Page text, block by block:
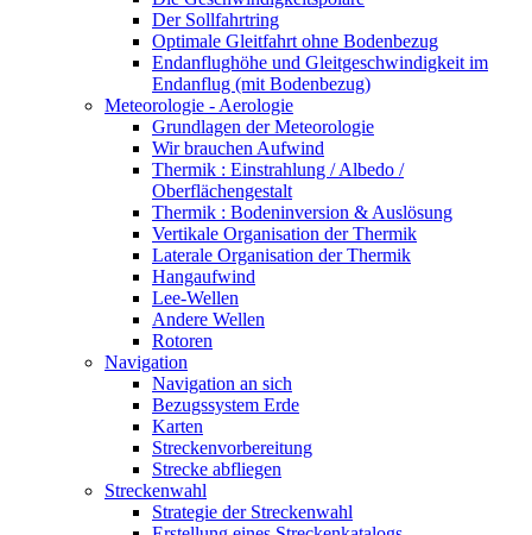
Der Sollfahrtring
Optimale Gleitfahrt ohne Bodenbezug
Endanflughöhe und Gleitgeschwindigkeit im
Endanflug (mit Bodenbezug)
Meteorologie - Aerologie
Grundlagen der Meteorologie
Wir brauchen Aufwind
Thermik : Einstrahlung / Albedo /
Oberflächengestalt
Thermik : Bodeninversion & Auslösung
Vertikale Organisation der Thermik
Laterale Organisation der Thermik
Hangaufwind
Lee-Wellen
Andere Wellen
Rotoren
Navigation
Navigation an sich
Bezugssystem Erde
Karten
Streckenvorbereitung
Strecke abfliegen
Streckenwahl
Strategie der Streckenwahl